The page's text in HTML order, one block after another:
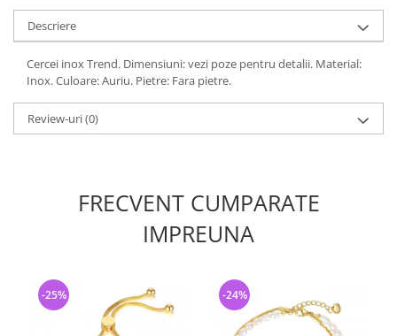
Descriere
Cercei inox Trend. Dimensiuni: vezi poze pentru detalii. Material:
Inox. Culoare: Auriu. Pietre: Fara pietre.
Review-uri(0)
FRECVENT CUMPARATE
IMPREUNA
-25% -24%